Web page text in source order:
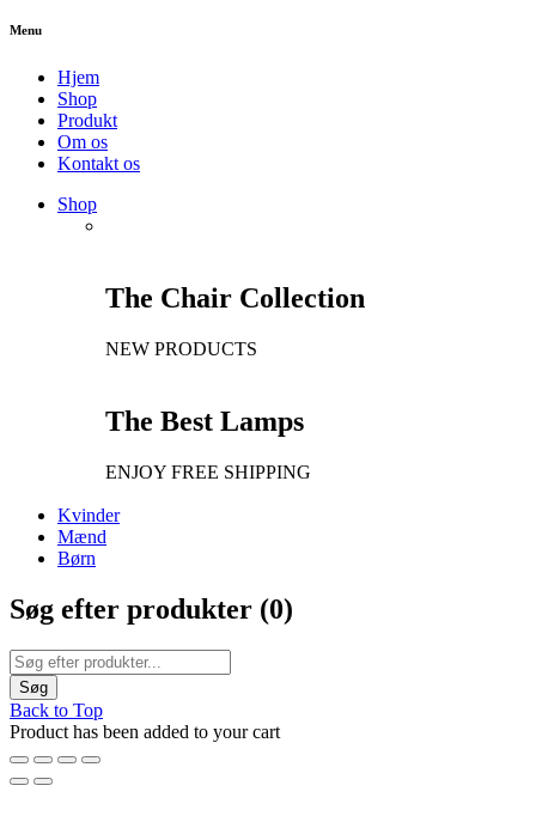
Menu
Hjem
Shop
Produkt
Om os
Kontakt os
Shop
The Chair Collection
NEW PRODUCTS
The Best Lamps
ENJOY FREE SHIPPING
Kvinder
Mænd
Børn
Søg efter produkter (0)
Back to Top
Product has been added to your cart